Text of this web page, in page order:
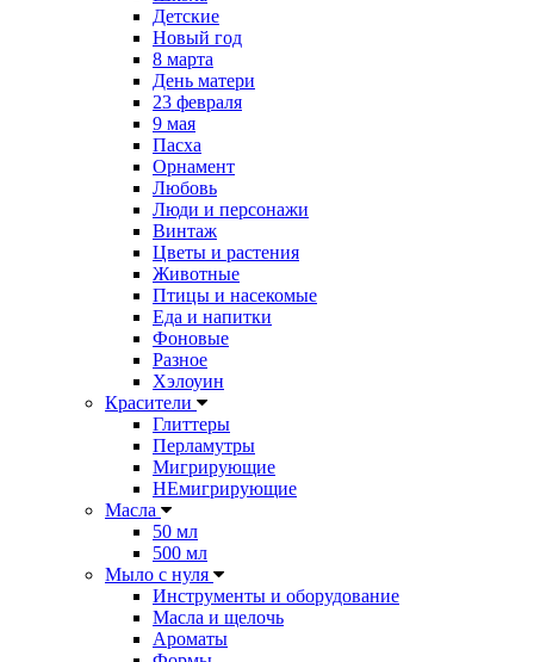
Детские
Новый год
8 марта
День матери
23 февраля
9 мая
Пасха
Орнамент
Любовь
Люди и персонажи
Винтаж
Цветы и растения
Животные
Птицы и насекомые
Еда и напитки
Фоновые
Разное
Хэлоуин
Красители
Глиттеры
Перламутры
Мигрирующие
НЕмигрирующие
Масла
50 мл
500 мл
Мыло с нуля
Инструменты и оборудование
Масла и щелочь
Ароматы